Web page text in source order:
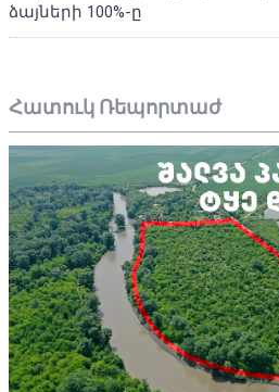
ձայների 100%-ը
Հատուկ Ռեպորտաժ